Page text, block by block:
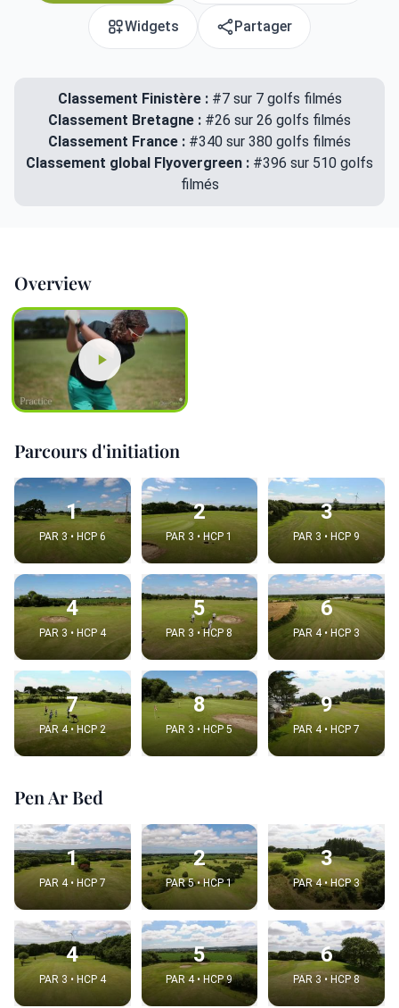
Widgets Partager
Classement Finistère :#7 sur 7 golfs filmés
Classement Bretagne : #26 sur 26 golfs filmés
Classement France : #340 sur 380 golfs filmés
Classement global Flyovergreen : #396 sur 510 golfs
filmés
Overview
Parcours d'initiation
1
PAR 3 • HCP 6
2
PAR 3 • HCP 1
3
PAR 3 • HCP 9
4
PAR 3 • HCP 4
5
PAR 3 • HCP 8
6
PAR 4 • HCP 3
7
PAR 4 • HCP 2
8
PAR 3 • HCP 5
9
PAR 4 • HCP 7
Pen Ar Bed
1
PAR 4 • HCP 7
2
PAR 5 • HCP 1
3
PAR 4 • HCP 3
4
PAR 3 • HCP 4
5
PAR 4 • HCP 9
6
PAR 3 • HCP 8